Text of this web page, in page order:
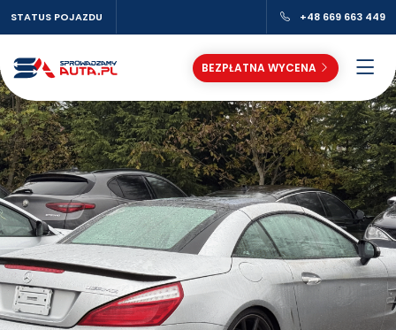
STATUS POJAZDU +48 669 663 449
BEZPŁATNA WYCENA